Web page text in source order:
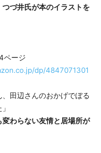
つづ井氏が本のイラストを
ページ
dp/4847071301
、田辺さんのおかげでぼる
わらない友情と居場所が